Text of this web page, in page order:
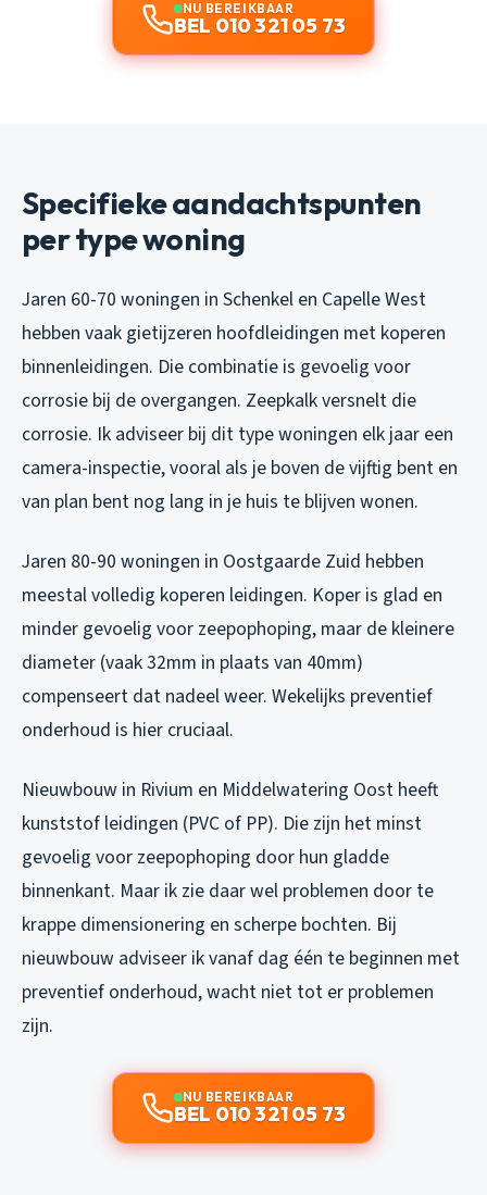
NU BEREIKBAAR
BEL 010 321 05 73
Specifieke aandachtspunten
per type woning
Jaren 60-70 woningen in Schenkel en Capelle West
hebben vaak gietijzeren hoofdleidingen met koperen
binnenleidingen. Die combinatie is gevoelig voor
corrosie bij de overgangen. Zeepkalk versnelt die
corrosie. Ik adviseer bij dit type woningen elk jaar een
camera-inspectie, vooral als je boven de vijftig bent en
van plan bent nog lang in je huis te blijven wonen.
Jaren 80-90 woningen in Oostgaarde Zuid hebben
meestal volledig koperen leidingen. Koper is glad en
minder gevoelig voor zeepophoping, maar de kleinere
diameter (vaak 32mm in plaats van 40mm)
compenseert dat nadeel weer. Wekelijks preventief
onderhoud is hier cruciaal.
Nieuwbouw in Rivium en Middelwatering Oost heeft
kunststof leidingen (PVC of PP). Die zijn het minst
gevoelig voor zeepophoping door hun gladde
binnenkant. Maar ik zie daar wel problemen door te
krappe dimensionering en scherpe bochten. Bij
nieuwbouw adviseer ik vanaf dag één te beginnen met
preventief onderhoud, wacht niet tot er problemen
zijn.
NU BEREIKBAAR
BEL 010 321 05 73